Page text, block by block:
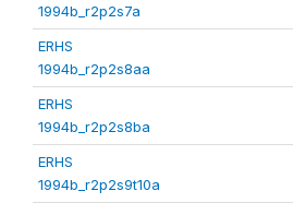
1994b_r2p2s7a
ERHS
1994b_r2p2s8aa
ERHS
1994b_r2p2s8ba
ERHS
1994b_r2p2s9t10a